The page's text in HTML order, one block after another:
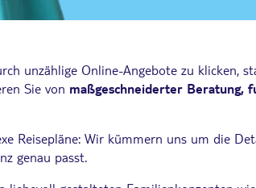
unzählige Online-Angebote zu klicken,
Sie von maßgeschneiderter Beratung,
Reisepläne: Wir kümmern uns um die
genau passt.